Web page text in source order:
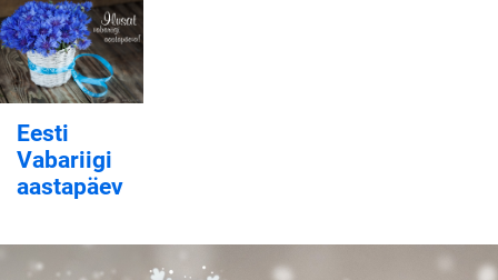
Eesti
Vabariigi
aastapäev